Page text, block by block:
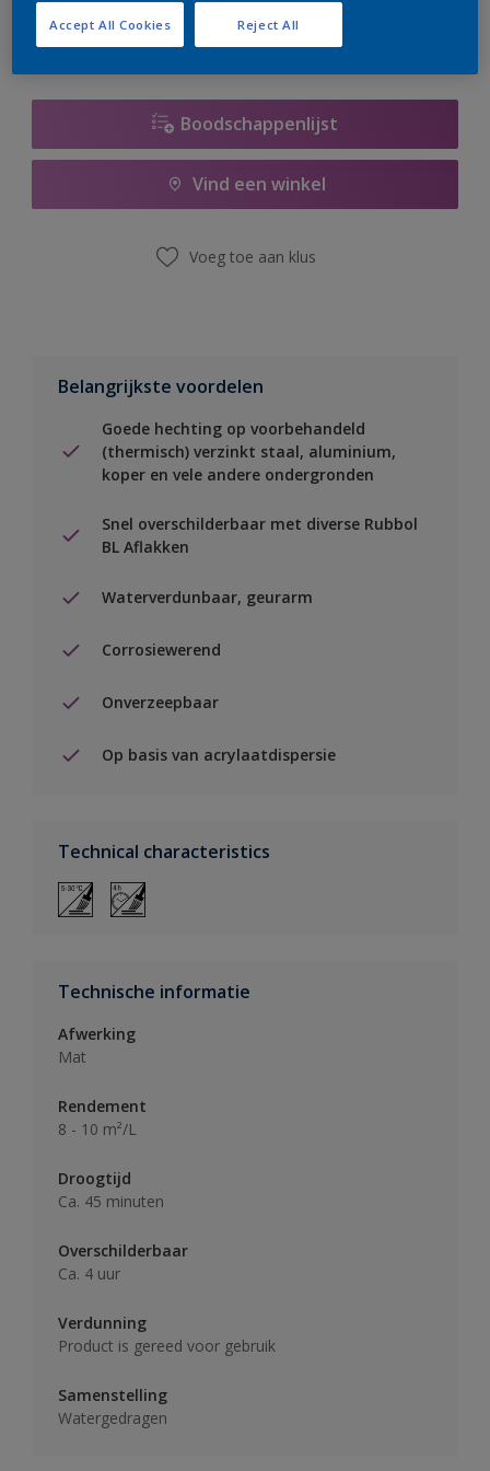
Boodschappenlijst
Vind een winkel
Voeg toe aan klus
Belangrijkste voordelen
Goede hechting op voorbehandeld
(thermisch) verzinkt staal, aluminium,
koper en vele andere ondergronden
Snel overschilderbaar met diverse Rubbol
BL Aflakken
Waterverdunbaar, geurarm
Corrosiewerend
Onverzeepbaar
Op basis van acrylaatdispersie
Technical characteristics
Technische informatie
Afwerking
Mat
Rendement
8 - 10 m²/L
Droogtijd
Ca. 45 minuten
Overschilderbaar
Ca. 4 uur
Verdunning
Product is gereed voor gebruik
Samenstelling
Watergedragen
Reject All
Accept All Cookies